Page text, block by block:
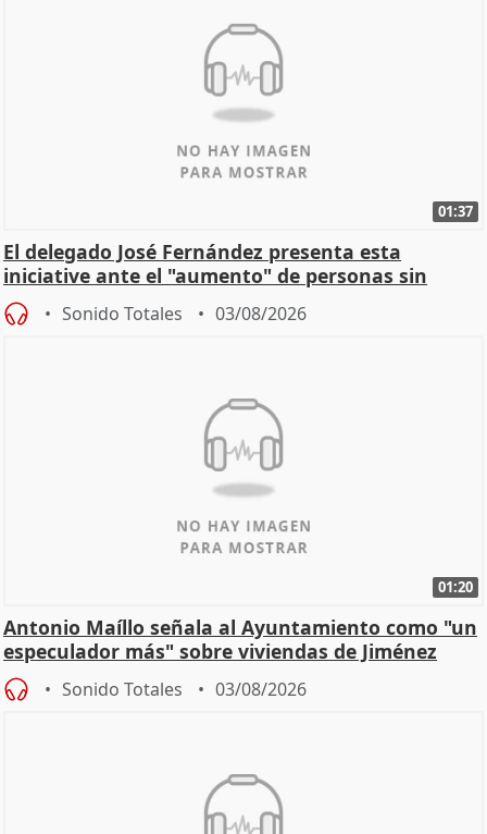
01:37
El delegado José Fernández presenta esta
iniciative ante el "aumento" de personas sin
hogar en Madri
Sonido Totales 03/08/2026
01:20
Antonio Maíllo señala al Ayuntamiento como "un
especulador más" sobre viviendas de Jiménez
Becerril
Sonido Totales 03/08/2026